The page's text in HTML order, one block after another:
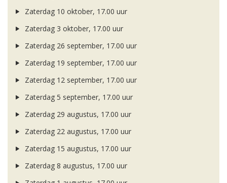
Zaterdag 10 oktober, 17.00 uur
Zaterdag 3 oktober, 17.00 uur
Zaterdag 26 september, 17.00 uur
Zaterdag 19 september, 17.00 uur
Zaterdag 12 september, 17.00 uur
Zaterdag 5 september, 17.00 uur
Zaterdag 29 augustus, 17.00 uur
Zaterdag 22 augustus, 17.00 uur
Zaterdag 15 augustus, 17.00 uur
Zaterdag 8 augustus, 17.00 uur